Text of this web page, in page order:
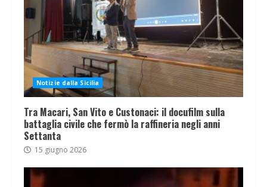
Notizie dalla Sicilia
Tra Macari, San Vito e Custonaci: il docufilm sulla
battaglia civile che fermò la raffineria negli anni
Settanta
15 giugno 2026